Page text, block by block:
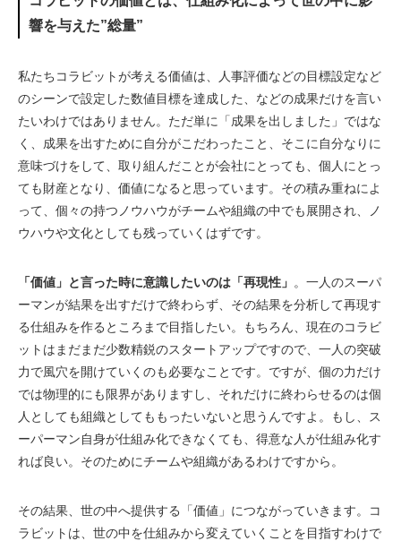
響を与えた”総量”
私たちコラビットが考える価値は、人事評価などの目標設定など
のシーンで設定した数値目標を達成した、などの成果だけを言い
たいわけではありません。ただ単に「成果を出しました」ではな
く、成果を出すために自分がこだわったこと、そこに自分なりに
意味づけをして、取り組んだことが会社にとっても、個人にとっ
ても財産となり、価値になると思っています。その積み重ねによ
って、個々の持つノウハウがチームや組織の中でも展開され、ノ
ウハウや文化としても残っていくはずです。
「価値」と言った時に意識したいのは「再現性」 。一人のスーパ
ーマンが結果を出すだけで終わらず、その結果を分析して再現す
る仕組みを作るところまで目指したい。もちろん、現在のコラビ
ットはまだまだ少数精鋭のスタートアップですので、一人の突破
力で風穴を開けていくのも必要なことです。ですが、個の力だけ
では物理的にも限界がありますし、それだけに終わらせるのは個
人としても組織としてももったいないと思うんですよ。もし、ス
ーパーマン自身が仕組み化できなくても、得意な人が仕組み化す
れば良い。そのためにチームや組織があるわけですから。
その結果、世の中へ提供する「価値」につながっていきます。コ
ラビットは、世の中を仕組みから変えていくことを目指すわけで